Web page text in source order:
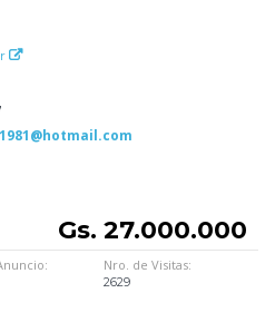
Gs. 27.000.000
Nro. de Visitas:
2629